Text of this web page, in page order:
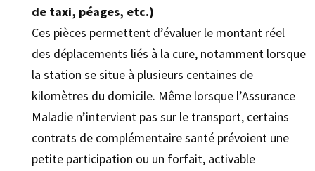
de taxi, péages, etc.)
Ces pièces permettent d’évaluer le montant réel
des déplacements liés à la cure, notamment lorsque
la station se situe à plusieurs centaines de
kilomètres du domicile. Même lorsque l’Assurance
Maladie n’intervient pas sur le transport, certains
contrats de complémentaire santé prévoient une
petite participation ou un forfait, activable